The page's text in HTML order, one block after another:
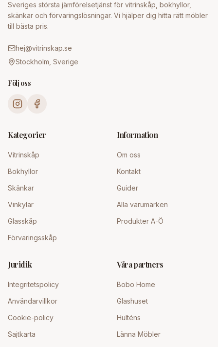
Sveriges största jämförelsetjänst för vitrinskåp, bokhyllor,
skänkar och förvaringslösningar. Vi hjälper dig hitta rätt möbler
till bästa pris.
hej@vitrinskap.se
Stockholm, Sverige
Följ oss
Kategorier
Vitrinskåp
Bokhyllor
Skänkar
Vinkylar
Glasskåp
Förvaringsskåp
Information
Om oss
Kontakt
Guider
Alla varumärken
Produkter A-Ö
Juridik
Integritetspolicy
Användarvillkor
Cookie-policy
Sajtkarta
Våra partners
Bobo Home
Glashuset
Hulténs
Länna Möbler